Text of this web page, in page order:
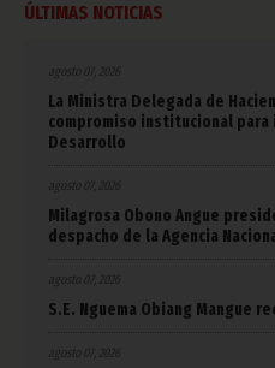
ÚLTIMAS NOTICIAS
agosto 07, 2026
La Ministra Delegada de
compromiso institucional para
Desarrollo
agosto 07, 2026
Milagrosa Obono Angue
despacho de la Agencia
agosto 07, 2026
S.E. Nguema Obiang Mangue
agosto 07, 2026